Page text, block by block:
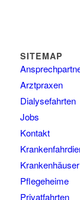
SITEMAP
Arztpraxen
Dialysefahrten
Jobs
Kontakt
Krankenhäuser
Pflegeheime
Privatfahrten